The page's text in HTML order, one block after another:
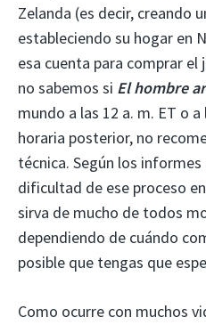
Zelanda (es decir, creando
estableciendo su hogar en
esa cuenta para comprar
no sabemos si El hombre
mundo a las 12 a. m. ET o
horaria posterior, no
técnica. Según los
dificultad de ese proceso
sirva de mucho de todos
dependiendo de cuándo
posible que tengas que
Como ocurre con muchos